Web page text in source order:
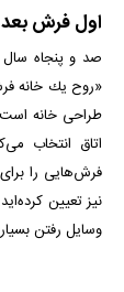
اول فرش بعد
صد و پنجاه سال
«روح یك خانه
طراحی خانه
اتاق انتخاب
فرش‌هایی را
نیز تعیین
وسایل رفتن